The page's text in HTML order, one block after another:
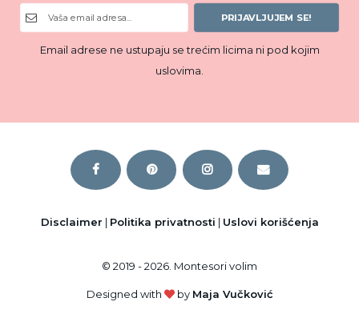
PRIJAVLJUJEM SE!
Email adrese ne ustupaju se trećim licima ni pod kojim
uslovima.
Disclaimer | Politika privatnosti | Uslovi korišćenja
© 2019 - 2026. Montesori volim
Designed with by Maja Vučković